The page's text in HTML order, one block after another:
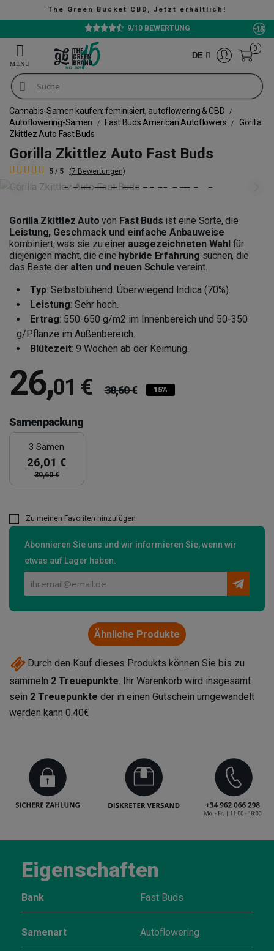
Green Bucket CBD, Jetzt erhältlich!
9/10 BEWERTUNG
DE
0
Cannabis-Samen kaufen: feminisiert, autoflowering & CBD
Autoflowering-Samen
Fast Buds American Autoflowers
Gorilla
Zkittlez Auto Fast Buds
Gorilla Zkittlez Auto Fast Buds
5 / 5 (7 Bewertungen)
Gorilla Zkittlez Auto von Fast Buds ist eine Sorte, die
Leistung, Geschmack und einfache Anbauweise
kombiniert, was sie zu einer ausgezeichneten Wahlfür
diejenigen macht, die eine hybride Erfahrung suchen, die
das Beste der alten und neuen Schule vereint.
Typ: Selbstblühend. Überwiegend Indica (70%).
Leistung: Sehr hoch.
Ertrag: 550-650 g/m2 im Innenbereich und 50-350
g/Pflanze im Außenbereich.
Blütezeit: 9 Wochen ab der Keimung.
26,01 € 30,60 € 15%
Samenpackung
3 Samen
26,01 €
30,60 €
Zu meinen Favoriten hinzufügen
Abonnieren Sie uns und wir informieren Sie, wenn wir
etwas auf Lager haben.
Ähnliche Produkte
Durch den Kauf dieses Produkts können Sie bis zu
sammeln 2 Treuepunkte. Ihr Warenkorb wird insgesamt
sein 2 Treuepunkte der in einen Gutschein umgewandelt
werden kann 0.40€
Eigenschaften
Bank Fast Buds
Samenart Autoflowering